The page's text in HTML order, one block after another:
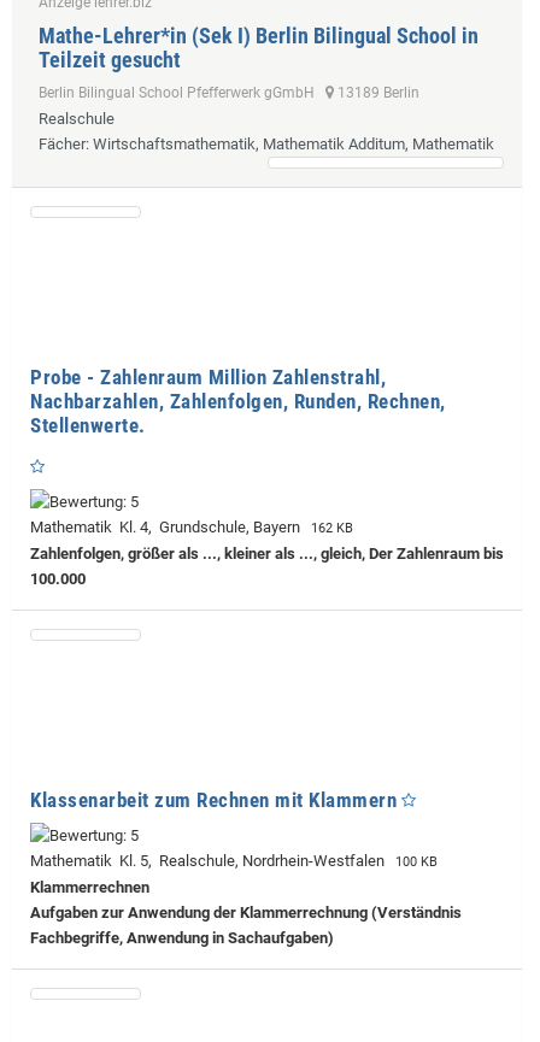
Mathe-Lehrer*in (Sek I) Berlin Bilingual School in
Teilzeit gesucht
Berlin Bilingual School Pfefferwerk gGmbH 13189 Berlin
Realschule
Fächer: Wirtschaftsmathematik, Mathematik Additum, Mathematik
Probe - Zahlenraum Million Zahlenstrahl,
Nachbarzahlen, Zahlenfolgen, Runden, Rechnen,
Stellenwerte.
Mathematik Kl. 4, Grundschule, Bayern 162 KB
Zahlenfolgen, größer als ..., kleiner als ..., gleich, Der Zahlenraum bis
100.000
Klassenarbeit zum Rechnen mit Klammern
Mathematik Kl. 5, Realschule, Nordrhein-Westfalen 100 KB
Klammerrechnen
Aufgaben zur Anwendung der Klammerrechnung (Verständnis
Fachbegriffe, Anwendung in Sachaufgaben)